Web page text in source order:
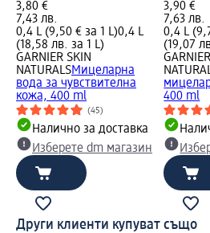
3,80 €
7,43 лв.
0,4 L (9,50 € за 1 L)0,4 L
(18,58 лв. за 1 L)
GARNIER SKIN
NATURALSМицеларна
вода за чувствителна
кожа, 400 ml
(45)
Налично за доставка
Изберете dm магазин
3,90 €
7,63 лв.
0,4 L
(19,07
400 ml
Други клиенти купуват също